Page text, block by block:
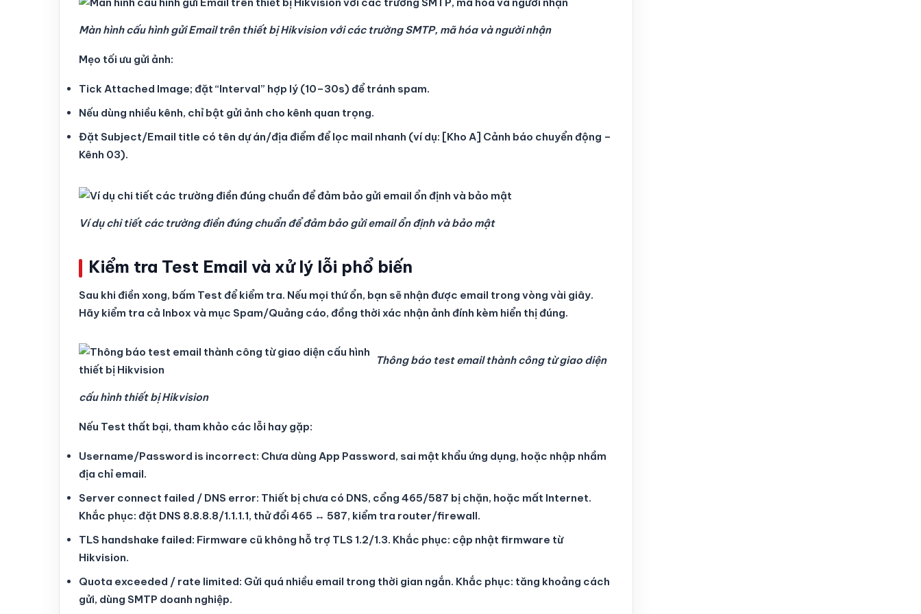
Màn hình cấu hình gửi Email trên thiết bị Hikvision với các trường SMTP, mã hóa và người nhận
Mẹo tối ưu gửi ảnh:
Tick Attached Image; đặt “Interval” hợp lý (10–30s) để tránh spam.
Nếu dùng nhiều kênh, chỉ bật gửi ảnh cho kênh quan trọng.
Đặt Subject/Email title có tên dự án/địa điểm để lọc mail nhanh (ví dụ: [Kho A] Cảnh báo chuyển động –
Kênh 03).
Ví dụ chi tiết các trường điền đúng chuẩn để đảm bảo gửi email ổn định và bảo mật
Kiểm tra Test Email và xử lý lỗi phổ biến
Sau khi điền xong, bấm Test để kiểm tra. Nếu mọi thứ ổn, bạn sẽ nhận được email trong vòng vài giây.
Hãy kiểm tra cả Inbox và mục Spam/Quảng cáo, đồng thời xác nhận ảnh đính kèm hiển thị đúng.
Thông báo test email thành công từ giao diện
cấu hình thiết bị Hikvision
Nếu Test thất bại, tham khảo các lỗi hay gặp:
Username/Password is incorrect: Chưa dùng App Password, sai mật khẩu ứng dụng, hoặc nhập nhầm
địa chỉ email.
Server connect failed / DNS error: Thiết bị chưa có DNS, cổng 465/587 bị chặn, hoặc mất Internet.
Khắc phục: đặt DNS 8.8.8.8/1.1.1.1, thử đổi 465 ↔ 587, kiểm tra router/firewall.
TLS handshake failed: Firmware cũ không hỗ trợ TLS 1.2/1.3. Khắc phục: cập nhật firmware từ
Hikvision.
Quota exceeded / rate limited: Gửi quá nhiều email trong thời gian ngắn. Khắc phục: tăng khoảng cách
gửi, dùng SMTP doanh nghiệp.